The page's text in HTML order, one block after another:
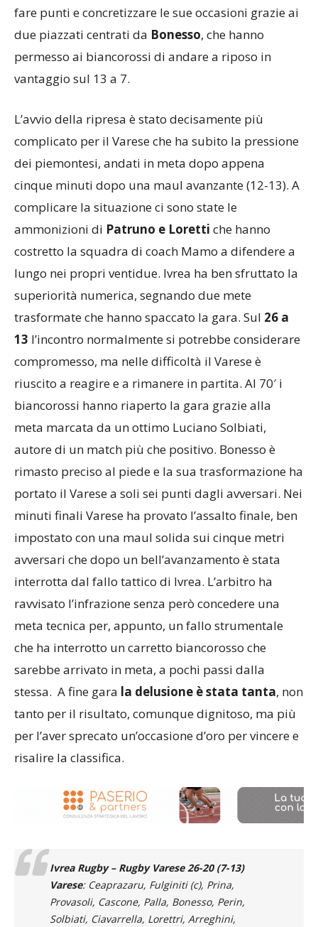
fare punti e concretizzare le sue occasioni grazie ai
due piazzati centrati da Bonesso, che hanno
permesso ai biancorossi di andare a riposo in
vantaggio sul 13 a 7.
L’avvio della ripresa è stato decisamente più
complicato per il Varese che ha subito la pressione
dei piemontesi, andati in meta dopo appena
cinque minuti dopo una maul avanzante (12-13). A
complicare la situazione ci sono state le
ammonizioni di Patruno e Loretti che hanno
costretto la squadra di coach Mamo a difendere a
lungo nei propri ventidue. Ivrea ha ben sfruttato la
superiorità numerica, segnando due mete
trasformate che hanno spaccato la gara. Sul 26 a
13 l’incontro normalmente si potrebbe considerare
compromesso, ma nelle difficoltà il Varese è
riuscito a reagire e a rimanere in partita. Al 70′ i
biancorossi hanno riaperto la gara grazie alla
meta marcata da un ottimo Luciano Solbiati,
autore di un match più che positivo. Bonesso è
rimasto preciso al piede e la sua trasformazione ha
portato il Varese a soli sei punti dagli avversari. Nei
minuti finali Varese ha provato l’assalto finale, ben
impostato con una maul solida sui cinque metri
avversari che dopo un bell’avanzamento è stata
interrotta dal fallo tattico di Ivrea. L’arbitro ha
ravvisato l’infrazione senza però concedere una
meta tecnica per, appunto, un fallo strumentale
che ha interrotto un carretto biancorosso che
sarebbe arrivato in meta, a pochi passi dalla
stessa. A fine gara la delusione è stata tanta, non
tanto per il risultato, comunque dignitoso, ma più
per l’aver sprecato un’occasione d’oro per vincere e
risalire la classifica.
Ivrea Rugby – Rugby Varese 26-20 (7-13)
Varese: Ceaprazaru, Fulginiti (c), Prina,
Provasoli, Cascone, Palla, Bonesso, Perin,
Solbiati, Ciavarrella, Lorettri, Arreghini,